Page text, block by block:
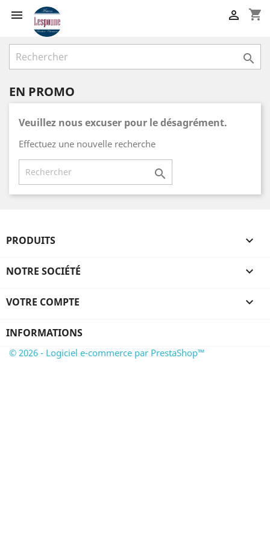
 shopping_cart


EN PROMO
Veuillez nous excuser pour le désagrément.
Effectuez une nouvelle recherche

PRODUITS 
NOTRE SOCIÉTÉ 
VOTRE COMPTE 
INFORMATIONS
© 2026 - Logiciel e-commerce par PrestaShop™